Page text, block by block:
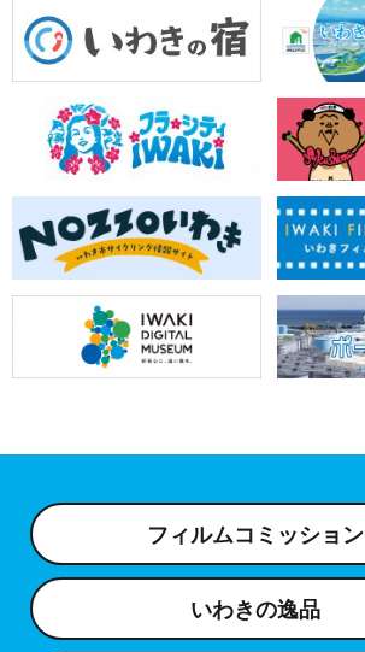
フィルムコミッション
いわきの逸品